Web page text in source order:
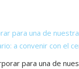
para una de
a convenir con el
para una de